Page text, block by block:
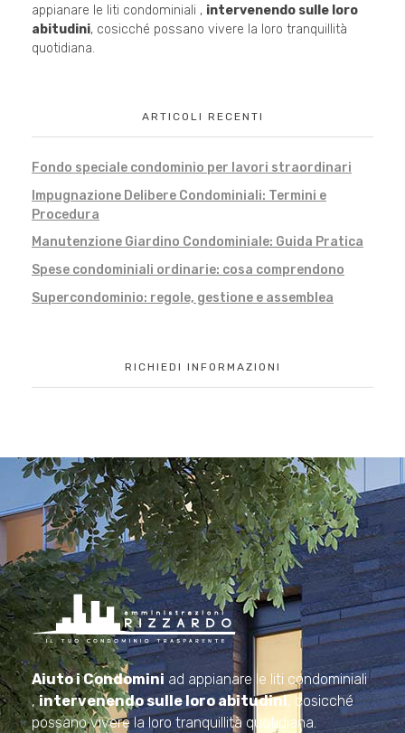
appianare le liti condominiali , intervenendo sulle loro
abitudini, cosicché possano vivere la loro tranquillità
quotidiana.
ARTICOLI RECENTI
Fondo speciale condominio per lavori straordinari
Impugnazione Delibere Condominiali: Termini e
Procedura
Manutenzione Giardino Condominiale: Guida Pratica
Spese condominiali ordinarie: cosa comprendono
Supercondominio: regole, gestione e assemblea
RICHIEDI INFORMAZIONI
Amministrazioni Rizzardo
Il tuo condominio trasparente
Aiuto i Condominiad appianare le liti condominiali
,intervenendo sulle loro abitudini, cosicché
possano vivere la loro tranquillità quotidiana.